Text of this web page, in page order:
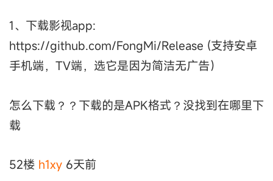
1、下载影视app:
https://github.com/FongMi/Release (支持安卓
手机端，TV端，选它是因为简洁无广告）
怎么下载？？下载的是APK格式？没找到在哪里下
载
52楼 h1xy 6天前